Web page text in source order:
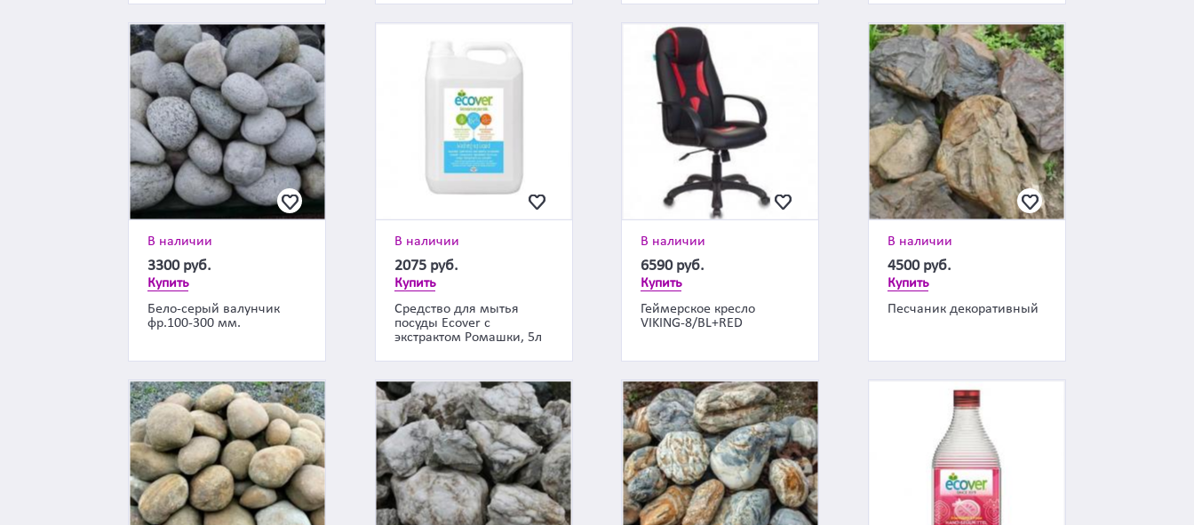
В наличии
3300 руб.
Купить
Бело-серый валунчик
фр.100-300 мм.
В наличии
2075 руб.
Купить
Средство для мытья
посуды Ecover с
экстрактом Ромашки, 5л
В наличии
6590 руб.
Купить
Геймерское кресло
VIKING-8/BL+RED
В наличии
4500 руб.
Купить
Песчаник декоративный